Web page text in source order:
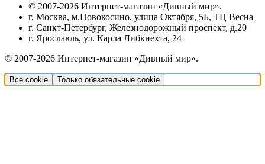
© 2007-2026 Интернет-магазин «Дивный мир».
г. Москва, м.Новокосино, улица Октября, 5Б, ТЦ Весна
г. Санкт-Петербург, Железнодорожный проспект, д.20
г. Ярославль, ул. Карла Либкнехта, 24
© 2007-2026 Интернет-магазин «Дивный мир».
Все cookie Только обязательные cookie